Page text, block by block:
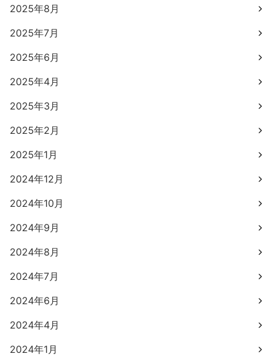
2025年8月
2025年7月
2025年6月
2025年4月
2025年3月
2025年2月
2025年1月
2024年12月
2024年10月
2024年9月
2024年8月
2024年7月
2024年6月
2024年4月
2024年1月